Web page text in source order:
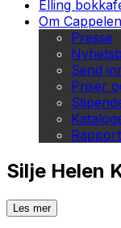
Elling
Om
Presse
Send
Priser
Silje Helen
Les mer